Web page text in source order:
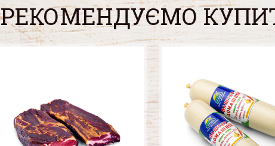
РЕКОМЕНДУЄМО